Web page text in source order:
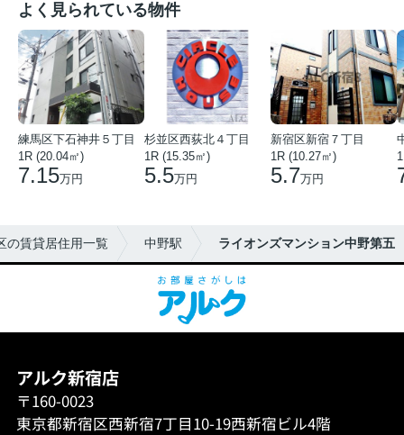
よく見られている物件
練馬区下石神井５丁目
1R (20.04㎡)
7.15万円
杉並区西荻北４丁目
1R (15.35㎡)
5.5万円
新宿区新宿７丁目
1R (10.27㎡)
5.7万円
の賃貸居住用一覧 中野駅 ライオンズマンション中野第五
アルク新宿店
〒160-0023
東京都新宿区西新宿7丁目10-19西新宿ビル4階